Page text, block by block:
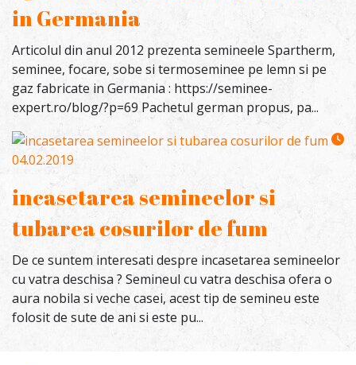
in Germania
Articolul din anul 2012 prezenta semineele Spartherm,
seminee, focare, sobe si termoseminee pe lemn si pe
gaz fabricate in Germania : https://seminee-
expert.ro/blog/?p=69 Pachetul german propus, pa...
04.02.2019
incasetarea semineelor si
tubarea cosurilor de fum
De ce suntem interesati despre incasetarea semineelor
cu vatra deschisa ? Semineul cu vatra deschisa ofera o
aura nobila si veche casei, acest tip de semineu este
folosit de sute de ani si este pu...